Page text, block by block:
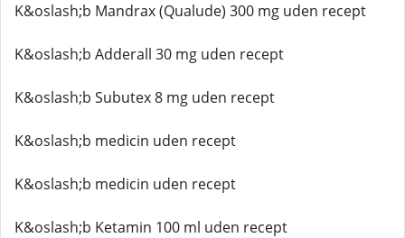
K&oslash;b Mandrax (Qualude) 300 mg uden recept
K&oslash;b Adderall 30 mg uden recept
K&oslash;b Subutex 8 mg uden recept
K&oslash;b medicin uden recept
K&oslash;b medicin uden recept
K&oslash;b Ketamin 100 ml uden recept